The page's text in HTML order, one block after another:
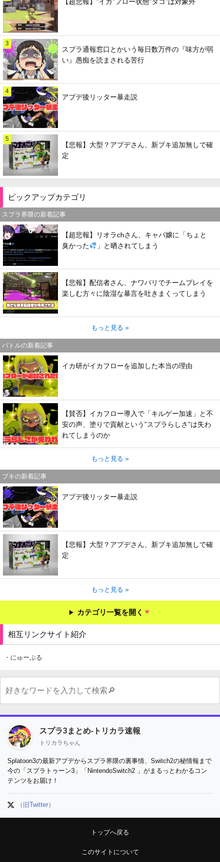
3
スプラ通報窓口とかいう毎日数万件の『味方が弱
い』愚痴を読まされる苦行
4
アプデ後リッター暴走説
5
【悲報】大型？アプデさん、新ブキ追加無しで確
定
ピックアップカテゴリ
スプラ界隈の新着記事
【超悲報】リオラchさん、キャバ嬢に「ちょと
臭かった
」と晒されてしまう
【悲報】配信者さん、ナワバリでチームプレイを
楽しむ方々に陰湿な暴言を吐きまくってしまう
もっと見る »
バトルの新着記事
イカ研がイカフローを追加した本当の理由
【賛否】イカフロー導入で「キルゲー加速」と不
安の声、塗りで貢献という”スプラらしさ”は失わ
れてしまうのか
もっと見る »
ブキの新着記事
アプデ後リッター暴走説
【悲報】大型？アプデさん、新ブキ追加無しで確
定
もっと見る »
カテゴリ一覧を開く
相互リンクサイト紹介
・にゅーぷる
スプラ3まとめ-トリカラ速報
トリカラちゃん
Splatoon3の最新アプデからスプラ界隈の裏事情、Switch2の秘情報まで
今の「スプラトゥーン3」「NintendoSwitch2 」がまるっとわかるコン
テンツをお届け！
（旧Twitter）
トップへ戻る
このサイトについて